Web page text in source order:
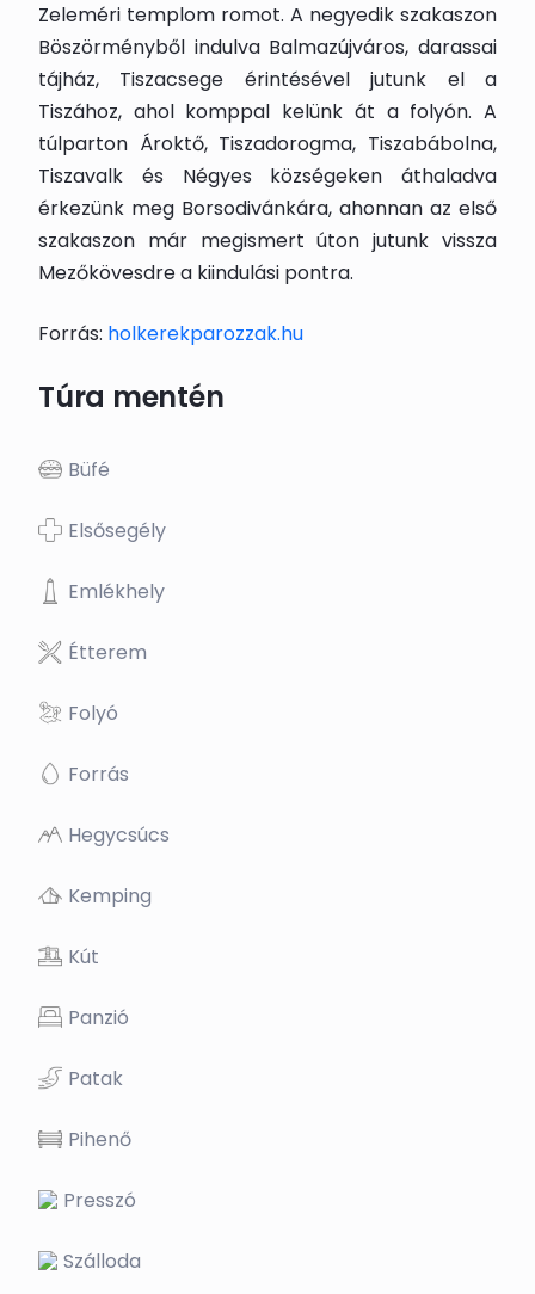
Zeleméri templom romot. A negyedik szakaszon
Böszörményből indulva Balmazújváros, darassai
tájház, Tiszacsege érintésével jutunk el a
Tiszához, ahol komppal kelünk át a folyón. A
túlparton Ároktő, Tiszadorogma, Tiszabábolna,
Tiszavalk és Négyes községeken áthaladva
érkezünk meg Borsodivánkára, ahonnan az első
szakaszon már megismert úton jutunk vissza
Mezőkövesdre a kiindulási pontra.
Forrás: holkerekparozzak.hu
Túra mentén
Büfé
Elsősegély
Emlékhely
Étterem
Folyó
Forrás
Hegycsúcs
Kemping
Kút
Panzió
Patak
Pihenő
Presszó
Szálloda